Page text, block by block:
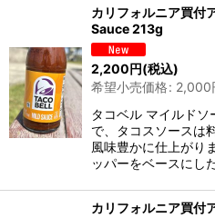
カリフォルニア買付
Sauce 213g
2,200円(税込)
希望小売価格: 2,000
タコベル マイルド
で、タコスソースは
風味豊かに仕上がり
ッパーをベースにし
カリフォルニア買